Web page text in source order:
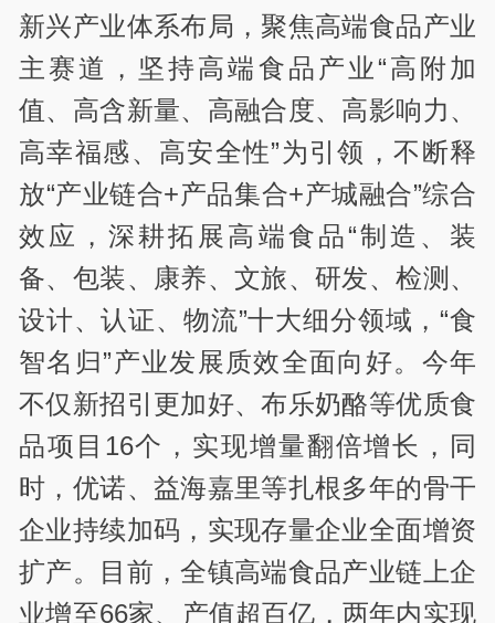
新兴产业体系布局，聚焦高端食品产业
主赛道，坚持高端食品产业“高附加
值、高含新量、高融合度、高影响力、
高幸福感、高安全性”为引领，不断释
放“产业链合+产品集合+产城融合”综合
效应，深耕拓展高端食品“制造、装
备、包装、康养、文旅、研发、检测、
设计、认证、物流”十大细分领域，“食
智名归”产业发展质效全面向好。今年
不仅新招引更加好、布乐奶酪等优质食
品项目16个，实现增量翻倍增长，同
时，优诺、益海嘉里等扎根多年的骨干
企业持续加码，实现存量企业全面增资
扩产。目前，全镇高端食品产业链上企
业增至66家、产值超百亿，两年内实现